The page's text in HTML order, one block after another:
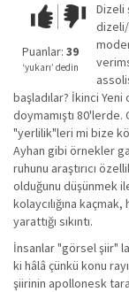
Çok iyi!O
kadar
iyi
değil!
Puanlar: 39
‘yukarı’ dedin
Dizeli
dizeli/
başladılar? İkinci
doymamıştı 80'lerde.
"yerlilik"leri mi bize
Ayhan gibi örnekler
ruhunu araştırıcı
olduğunu düşünmek
kolaycılığına
yarattığı sıkıntı.
İnsanlar "görsel şiir"
ki hâlâ çünkü konu
şiirinin apollonesk